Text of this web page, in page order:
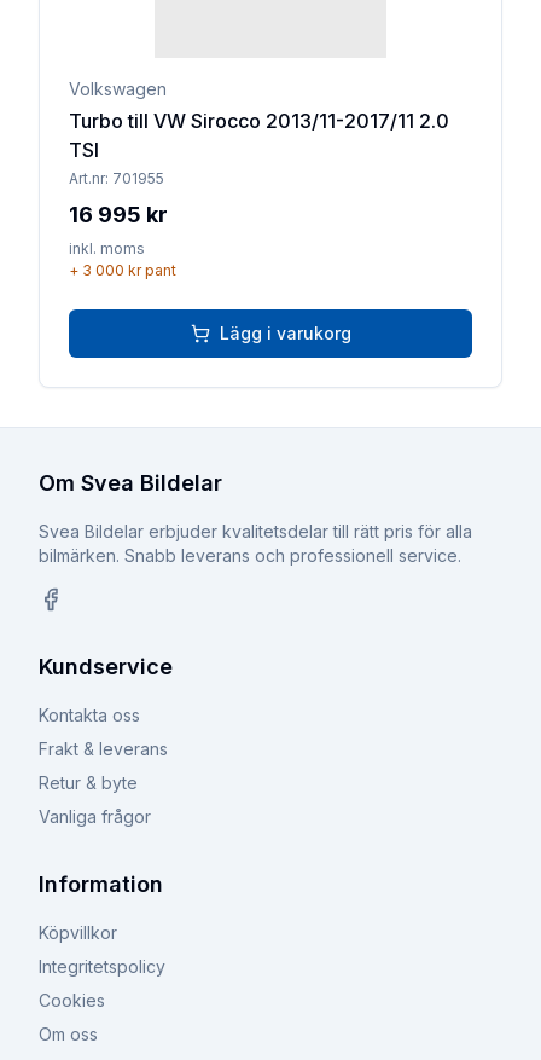
Volkswagen
Turbo till VW Sirocco 2013/11-2017/11 2.0
TSI
Art.nr: 701955
16 995 kr
inkl. moms
+ 3 000 krpant
Lägg i varukorg
Om Svea Bildelar
Svea Bildelar erbjuder kvalitetsdelar till rätt pris för alla
bilmärken. Snabb leverans och professionell service.
Kundservice
Kontakta oss
Frakt & leverans
Retur & byte
Vanliga frågor
Information
Köpvillkor
Integritetspolicy
Cookies
Om oss